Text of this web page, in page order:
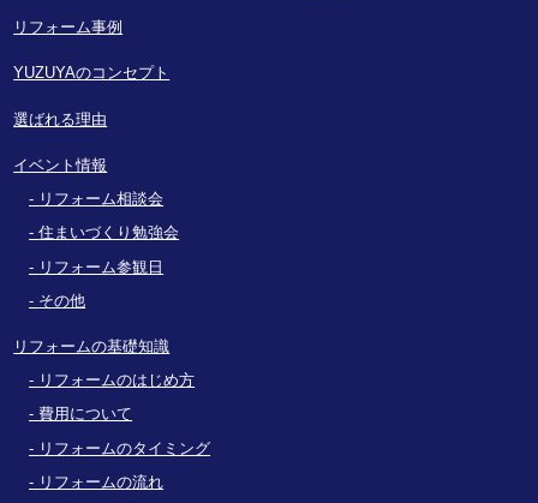
リフォーム事例
YUZUYAのコンセプト
選ばれる理由
イベント情報
リフォーム相談会
住まいづくり勉強会
リフォーム参観日
その他
リフォームの基礎知識
リフォームのはじめ方
費用について
リフォームのタイミング
リフォームの流れ